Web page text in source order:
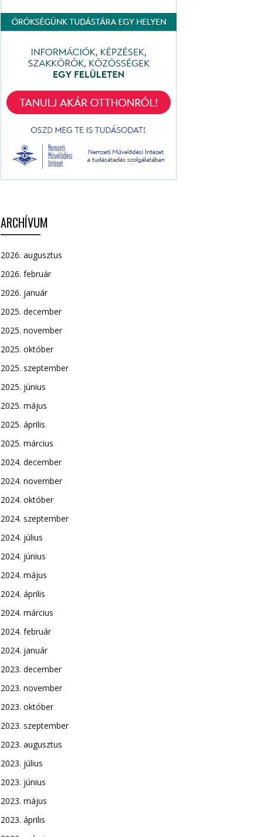
ARCHÍVUM
2026. augusztus
2026. február
2026. január
2025. december
2025. november
2025. október
2025. szeptember
2025. június
2025. május
2025. április
2025. március
2024. december
2024. november
2024. október
2024. szeptember
2024. július
2024. június
2024. május
2024. április
2024. március
2024. február
2024. január
2023. december
2023. november
2023. október
2023. szeptember
2023. augusztus
2023. július
2023. június
2023. május
2023. április